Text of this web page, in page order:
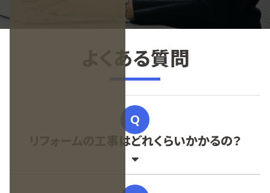
よくある質問
リフォームの工事はどれくらいかかるの？